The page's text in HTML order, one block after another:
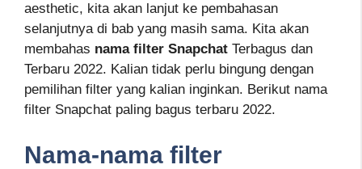
aesthetic, kita akan lanjut ke pembahasan
selanjutnya di bab yang masih sama. Kita akan
membahas nama filter Snapchat Terbagus dan
Terbaru 2022. Kalian tidak perlu bingung dengan
pemilihan filter yang kalian inginkan. Berikut nama
filter Snapchat paling bagus terbaru 2022.
Nama-nama filter